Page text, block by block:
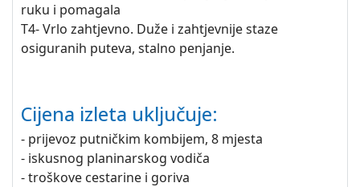
ruku i pomagala
T4- Vrlo zahtjevno. Duže i zahtjevnije staze
osiguranih puteva, stalno penjanje.
Cijena izleta uključuje:
- prijevoz putničkim kombijem, 8 mjesta
- iskusnog planinarskog vodiča
- troškove cestarine i goriva